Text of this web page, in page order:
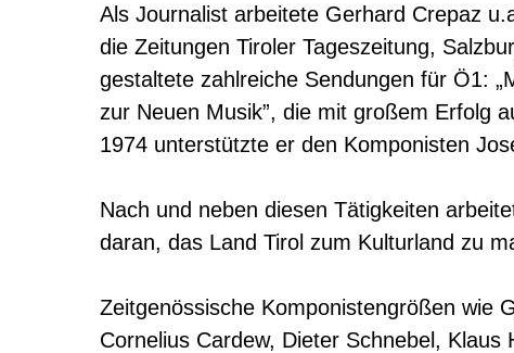
Als Journalist arbeitete Gerhard Crepaz
die Zeitungen Tiroler Tageszeitung,
gestaltete zahlreiche Sendungen für Ö1:
zur Neuen Musik”, die mit großem Erfolg
1974 unterstützte er den Komponisten
Nach und neben diesen Tätigkeiten
daran, das Land Tirol zum Kulturland zu
Zeitgenössische Komponistengrößen wie
Cornelius Cardew, Dieter Schnebel,